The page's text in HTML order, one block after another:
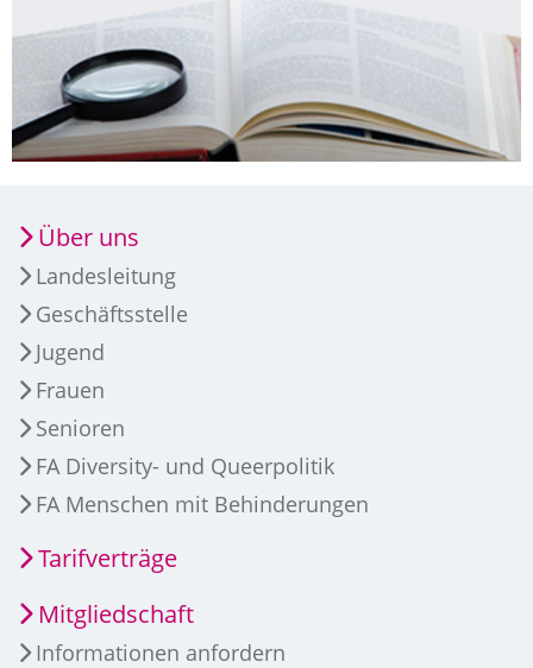
Über uns
Landesleitung
Geschäftsstelle
Jugend
Frauen
Senioren
FA Diversity- und Queerpolitik
FA Menschen mit Behinderungen
Tarifverträge
Mitgliedschaft
Informationen anfordern